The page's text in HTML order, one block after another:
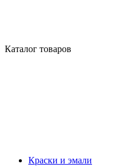
Каталог товаров
Краски и эмали